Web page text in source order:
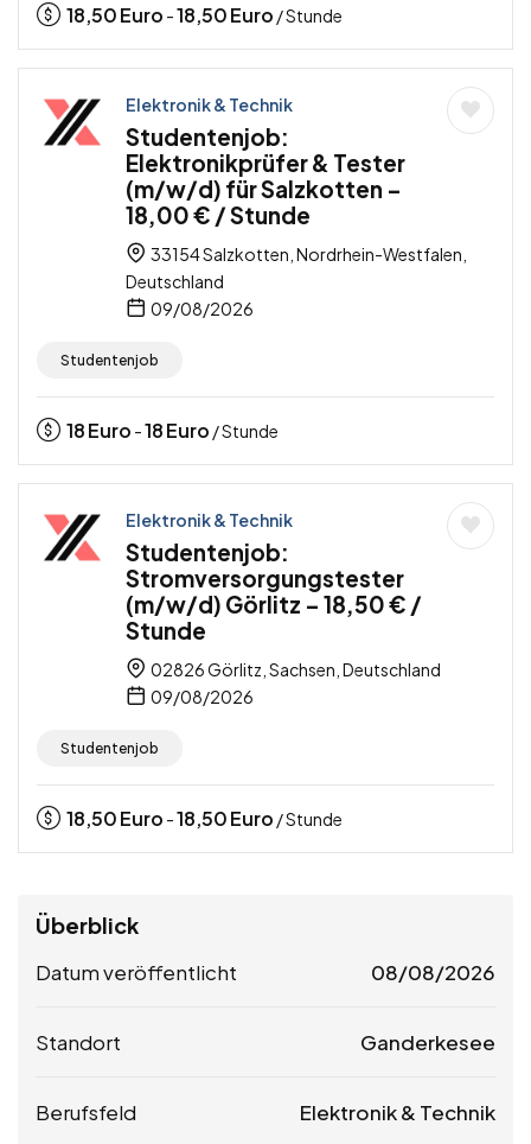
18,50Euro -18,50Euro / Stunde
Elektronik & Technik
Studentenjob:
Elektronikprüfer & Tester
(m/w/d) für Salzkotten –
18,00 € / Stunde
33154 Salzkotten, Nordrhein-Westfalen,
Deutschland
09/08/2026
Studentenjob
18Euro -18Euro / Stunde
Elektronik & Technik
Studentenjob:
Stromversorgungstester
(m/w/d) Görlitz – 18,50 € /
Stunde
02826 Görlitz, Sachsen, Deutschland
09/08/2026
Studentenjob
18,50Euro -18,50Euro / Stunde
Überblick
Datum veröffentlicht 08/08/2026
Standort Ganderkesee
Berufsfeld Elektronik & Technik